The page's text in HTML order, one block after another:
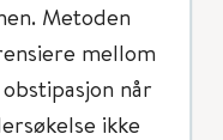
Metoden
mellom
når
ikke